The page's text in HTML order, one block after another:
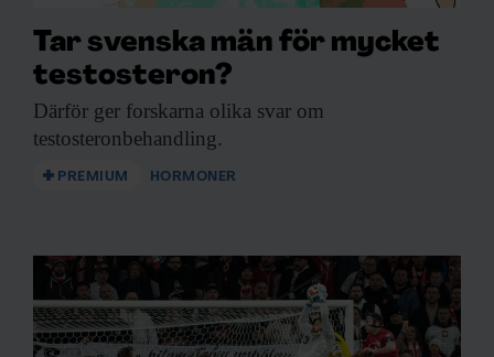
Tar svenska män för mycket
testosteron?
Därför ger forskarna olika svar om
testosteronbehandling.
PREMIUM HORMONER